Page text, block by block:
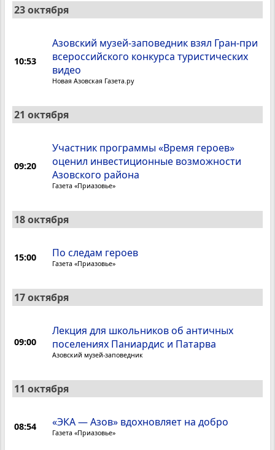
23 октября
10:53
Азовский музей-заповедник взял Гран-при
всероссийского конкурса туристических
видео
Новая Азовская Газета.ру
21 октября
09:20
Участник программы «Время героев»
оценил инвестиционные возможности
Азовского района
Газета «Приазовье»
18 октября
15:00 По следам героев
Газета «Приазовье»
17 октября
09:00
Лекция для школьников об античных
поселениях Паниардис и Патарва
Азовский музей-заповедник
11 октября
08:54 «ЭКА — Азов» вдохновляет на добро
Газета «Приазовье»